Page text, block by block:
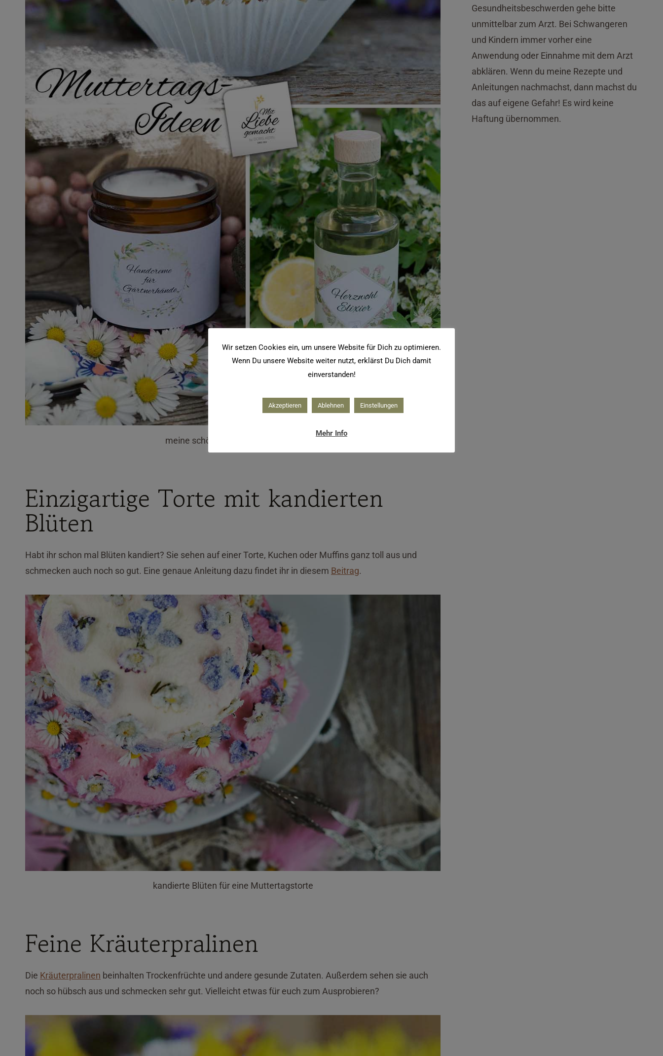
meine schönsten Muttertagsideen
Einzigartige Torte mit kandierten
Blüten
Habt ihr schon mal Blüten kandiert? Sie sehen auf einer Torte, Kuchen oder Muffins ganz toll aus und
schmecken auch noch so gut. Eine genaue Anleitung dazu findet ihr in diesem Beitrag.
kandierte Blüten für eine Muttertagstorte
Feine Kräuterpralinen
Die Kräuterpralinen beinhalten Trockenfrüchte und andere gesunde Zutaten. Außerdem sehen sie auch
noch so hübsch aus und schmecken sehr gut. Vielleicht etwas für euch zum Ausprobieren?
Gesundheitsbeschwerden gehe bitte
unmittelbar zum Arzt. Bei Schwangeren
und Kindern immer vorher eine
Anwendung oder Einnahme mit dem Arzt
abklären. Wenn du meine Rezepte und
Anleitungen nachmachst, dann machst du
das auf eigene Gefahr! Es wird keine
Haftung übernommen.
Wir setzen Cookies ein, um unsere Website für Dich zu optimieren.
Wenn Du unsere Website weiter nutzt, erklärst Du Dich damit
einverstanden!
Akzeptieren Ablehnen Einstellungen
Mehr Info